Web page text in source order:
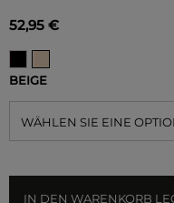
52,95 €
BEIGE
WÄHLEN SIE EINE
IN DEN WARENKORB